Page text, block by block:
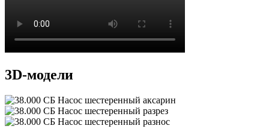
3D-модели